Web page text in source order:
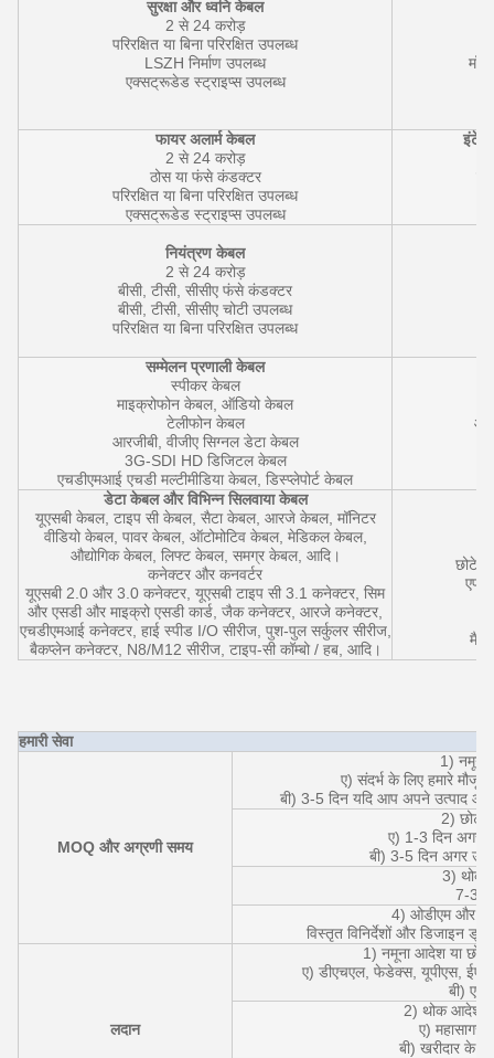
सुरक्षा और ध्वनि केबल
2 से 24 करोड़
परिरक्षित या बिना परिरक्षित उपलब्ध
LSZH निर्माण उपलब्ध
एक्सट्रूडेड स्ट्राइप्स उपलब्ध
फायर अलार्म केबल
2 से 24 करोड़
ठोस या फंसे कंडक्टर
परिरक्षित या बिना परिरक्षित उपलब्ध
एक्सट्रूडेड स्ट्राइप्स उपलब्ध
नियंत्रण केबल
2 से 24 करोड़
बीसी, टीसी, सीसीए फंसे कंडक्टर
बीसी, टीसी, सीसीए चोटी उपलब्ध
परिरक्षित या बिना परिरक्षित उपलब्ध
सम्मेलन प्रणाली केबल
स्पीकर केबल
माइक्रोफोन केबल, ऑडियो केबल
टेलीफोन केबल
आरजीबी, वीजीए सिग्नल डेटा केबल
3G-SDI HD डिजिटल केबल
एचडीएमआई एचडी मल्टीमीडिया केबल, डिस्प्लेपोर्ट केबल
डेटा केबल और विभिन्न सिलवाया केबल
यूएसबी केबल, टाइप सी केबल, सैटा केबल, आरजे केबल, मॉनिटर
वीडियो केबल, पावर केबल, ऑटोमोटिव केबल, मेडिकल केबल,
औद्योगिक केबल, लिफ्ट केबल, समग्र केबल, आदि।
कनेक्टर और कनवर्टर
यूएसबी 2.0 और 3.0 कनेक्टर, यूएसबी टाइप सी 3.1 कनेक्टर, सिम
और एसडी और माइक्रो एसडी कार्ड, जैक कनेक्टर, आरजे कनेक्टर,
एचडीएमआई कनेक्टर, हाई स्पीड I/O सीरीज, पुश-पुल सर्कुलर सीरीज,
बैकप्लेन कनेक्टर, N8/M12 सीरीज, टाइप-सी कॉम्बो / हब, आदि।
छोटे
हमारी सेवा
MOQ और अग्रणी समय
1)
ए) संदर्भ के लिए हमारे
बी) 3-5 दिन यदि आप अपने उत्पाद
2)
ए) 1-3 दिन अगर
बी) 3-5 दिन अगर
3) थोक
7-30
4) ओडीएम और
विस्तृत विनिर्देशों और डिजाइन
लदान
1) नमूना आदेश या छोटे
ए) डीएचएल, फेडेक्स, यूपीएस,
बी) एयर
2) थोक आदेश के
ए) महासागर
बी) खरीदार के